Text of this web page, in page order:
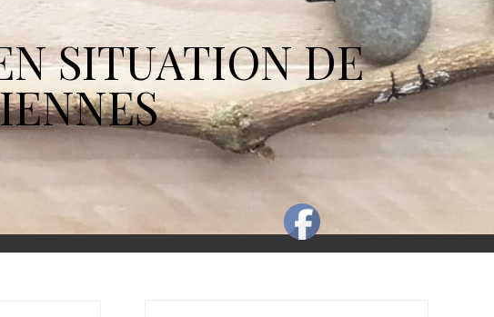
SITUATION DE